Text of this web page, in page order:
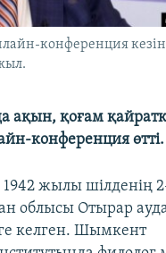
конференция
ақын, қоғам
конференция өтті.
жылы шілденің 2-
облысы Отырар
келген. Шымкент